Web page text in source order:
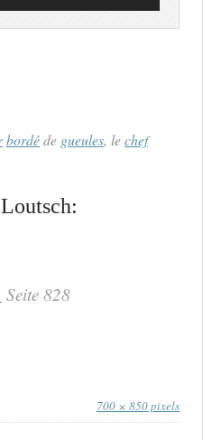
bordéde gueules, lechef
Seite 828
700 × 850 pixels